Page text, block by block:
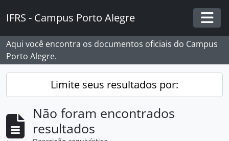
IFRS - Campus Porto Alegre
Aqui você encontra os documentos oficiais do Campus
Porto Alegre.
Limite seus resultados por:
Não foram encontrados
resultados